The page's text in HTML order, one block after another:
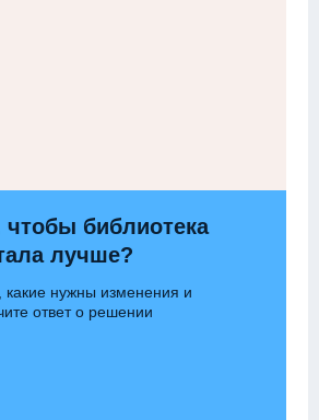
чтобы библиотека
лучше?
нужны изменения и
ответ о решении